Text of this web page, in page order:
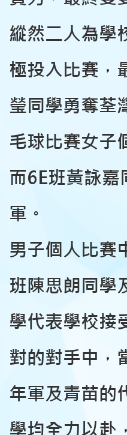
縱然二人為學
極投入比賽，
瑩同學勇奪荃
毛球比賽女子
而6E班黃詠
軍。
男子個人比賽
班陳思朗同學
學代表學校接
對的對手中，
年軍及青苗的
學均全力以赴